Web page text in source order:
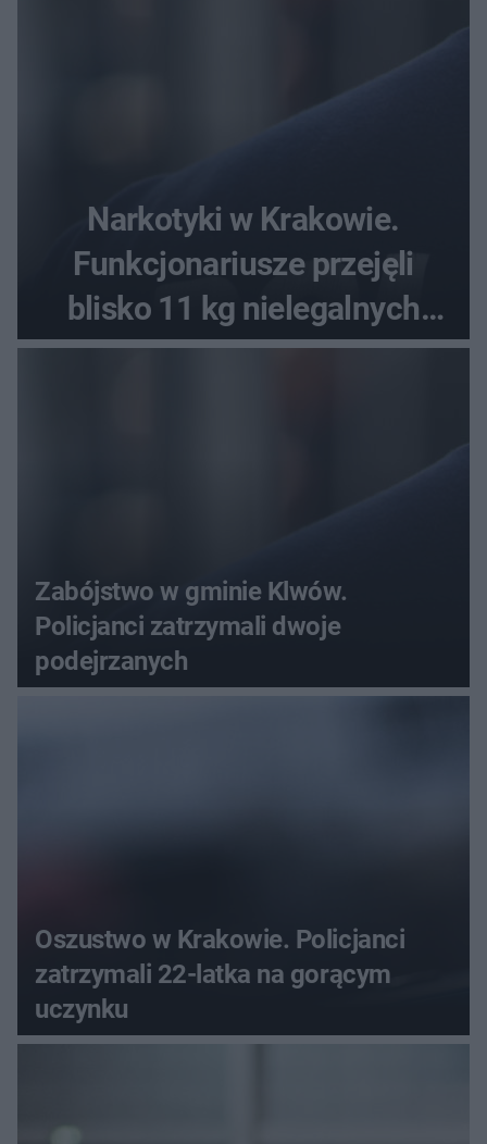
Narkotyki w Krakowie.
Funkcjonariusze przejęli
blisko 11 kg nielegalnych
substancji
Zabójstwo w gminie Klwów.
Policjanci zatrzymali dwoje
podejrzanych
Oszustwo w Krakowie. Policjanci
zatrzymali 22-latka na gorącym
uczynku